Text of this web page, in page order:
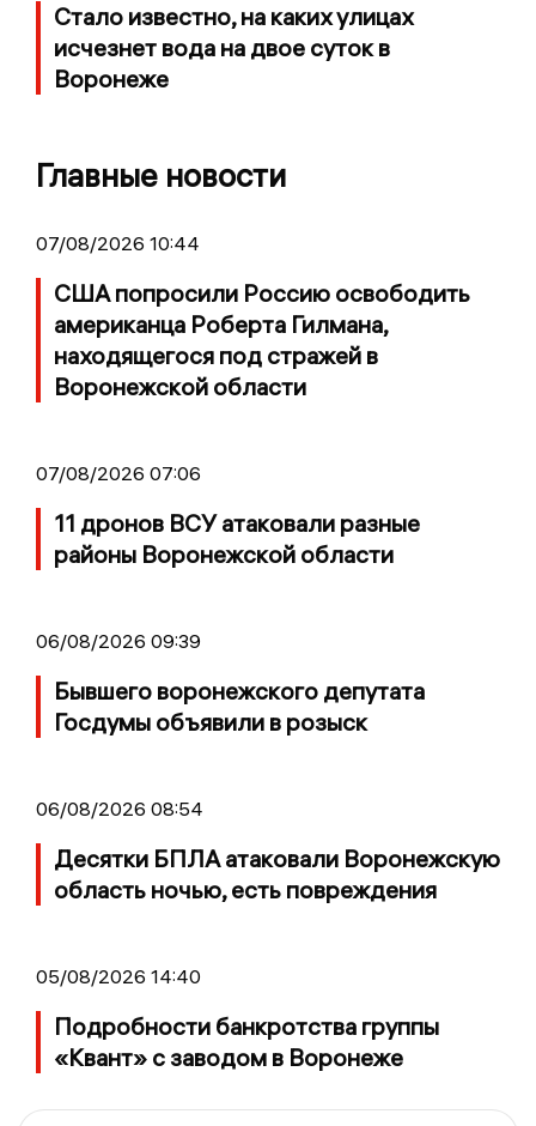
Стало известно, на каких улицах
исчезнет вода на двое суток в
Воронеже
Главные новости
07/08/2026 10:44
США попросили Россию освободить
американца Роберта Гилмана,
находящегося под стражей в
Воронежской области
07/08/2026 07:06
11 дронов ВСУ атаковали разные
районы Воронежской области
06/08/2026 09:39
Бывшего воронежского депутата
Госдумы объявили в розыск
06/08/2026 08:54
Десятки БПЛА атаковали Воронежскую
область ночью, есть повреждения
05/08/2026 14:40
Подробности банкротства группы
«Квант» с заводом в Воронеже